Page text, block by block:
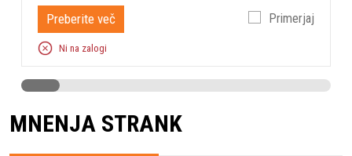
Preberite več Primerjaj
Ni na zalogi
MNENJA STRANK